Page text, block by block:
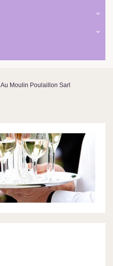
Au Moulin Poulaillon Sarl